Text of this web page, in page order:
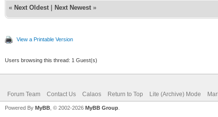
« Next Oldest Next Newest »
View a Printable Version
Users browsing this thread: 1 Guest(s)
Forum Team Contact Us Calaos Return to Top Lite (Archive) Mode
Powered By MyBB , © 2002-2026 MyBB Group